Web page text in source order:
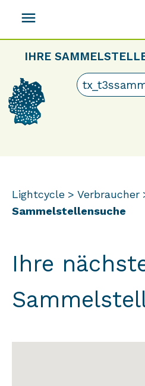
menu
IHRE
Lightcycle
Verbraucher
Sammelstellensuche
Ihre